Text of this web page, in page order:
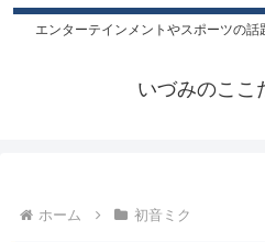
エンターテインメントやスポーツの話
いづみのここ
ホーム 初音ミク